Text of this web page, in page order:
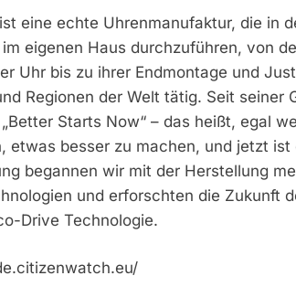
eine echte Uhrenmanufaktur, die in
eigenen Haus durchzuführen, von
Uhr bis zu ihrer Endmontage und
Regionen der Welt tätig. Seit seiner
Starts Now“ – das heißt, egal
etwas besser zu machen, und jetzt
begannen wir mit der Herstellung
und erforschten die Zukunft
Drive Technologie.